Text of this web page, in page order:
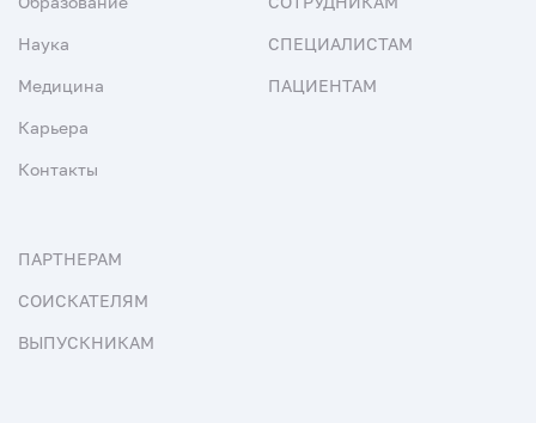
Наука
Медицина
Карьера
Контакты
СПЕЦИАЛИСТАМ
ПАЦИЕНТАМ
ПАРТНЕРАМ
СОИСКАТЕЛЯМ
ВЫПУСКНИКАМ